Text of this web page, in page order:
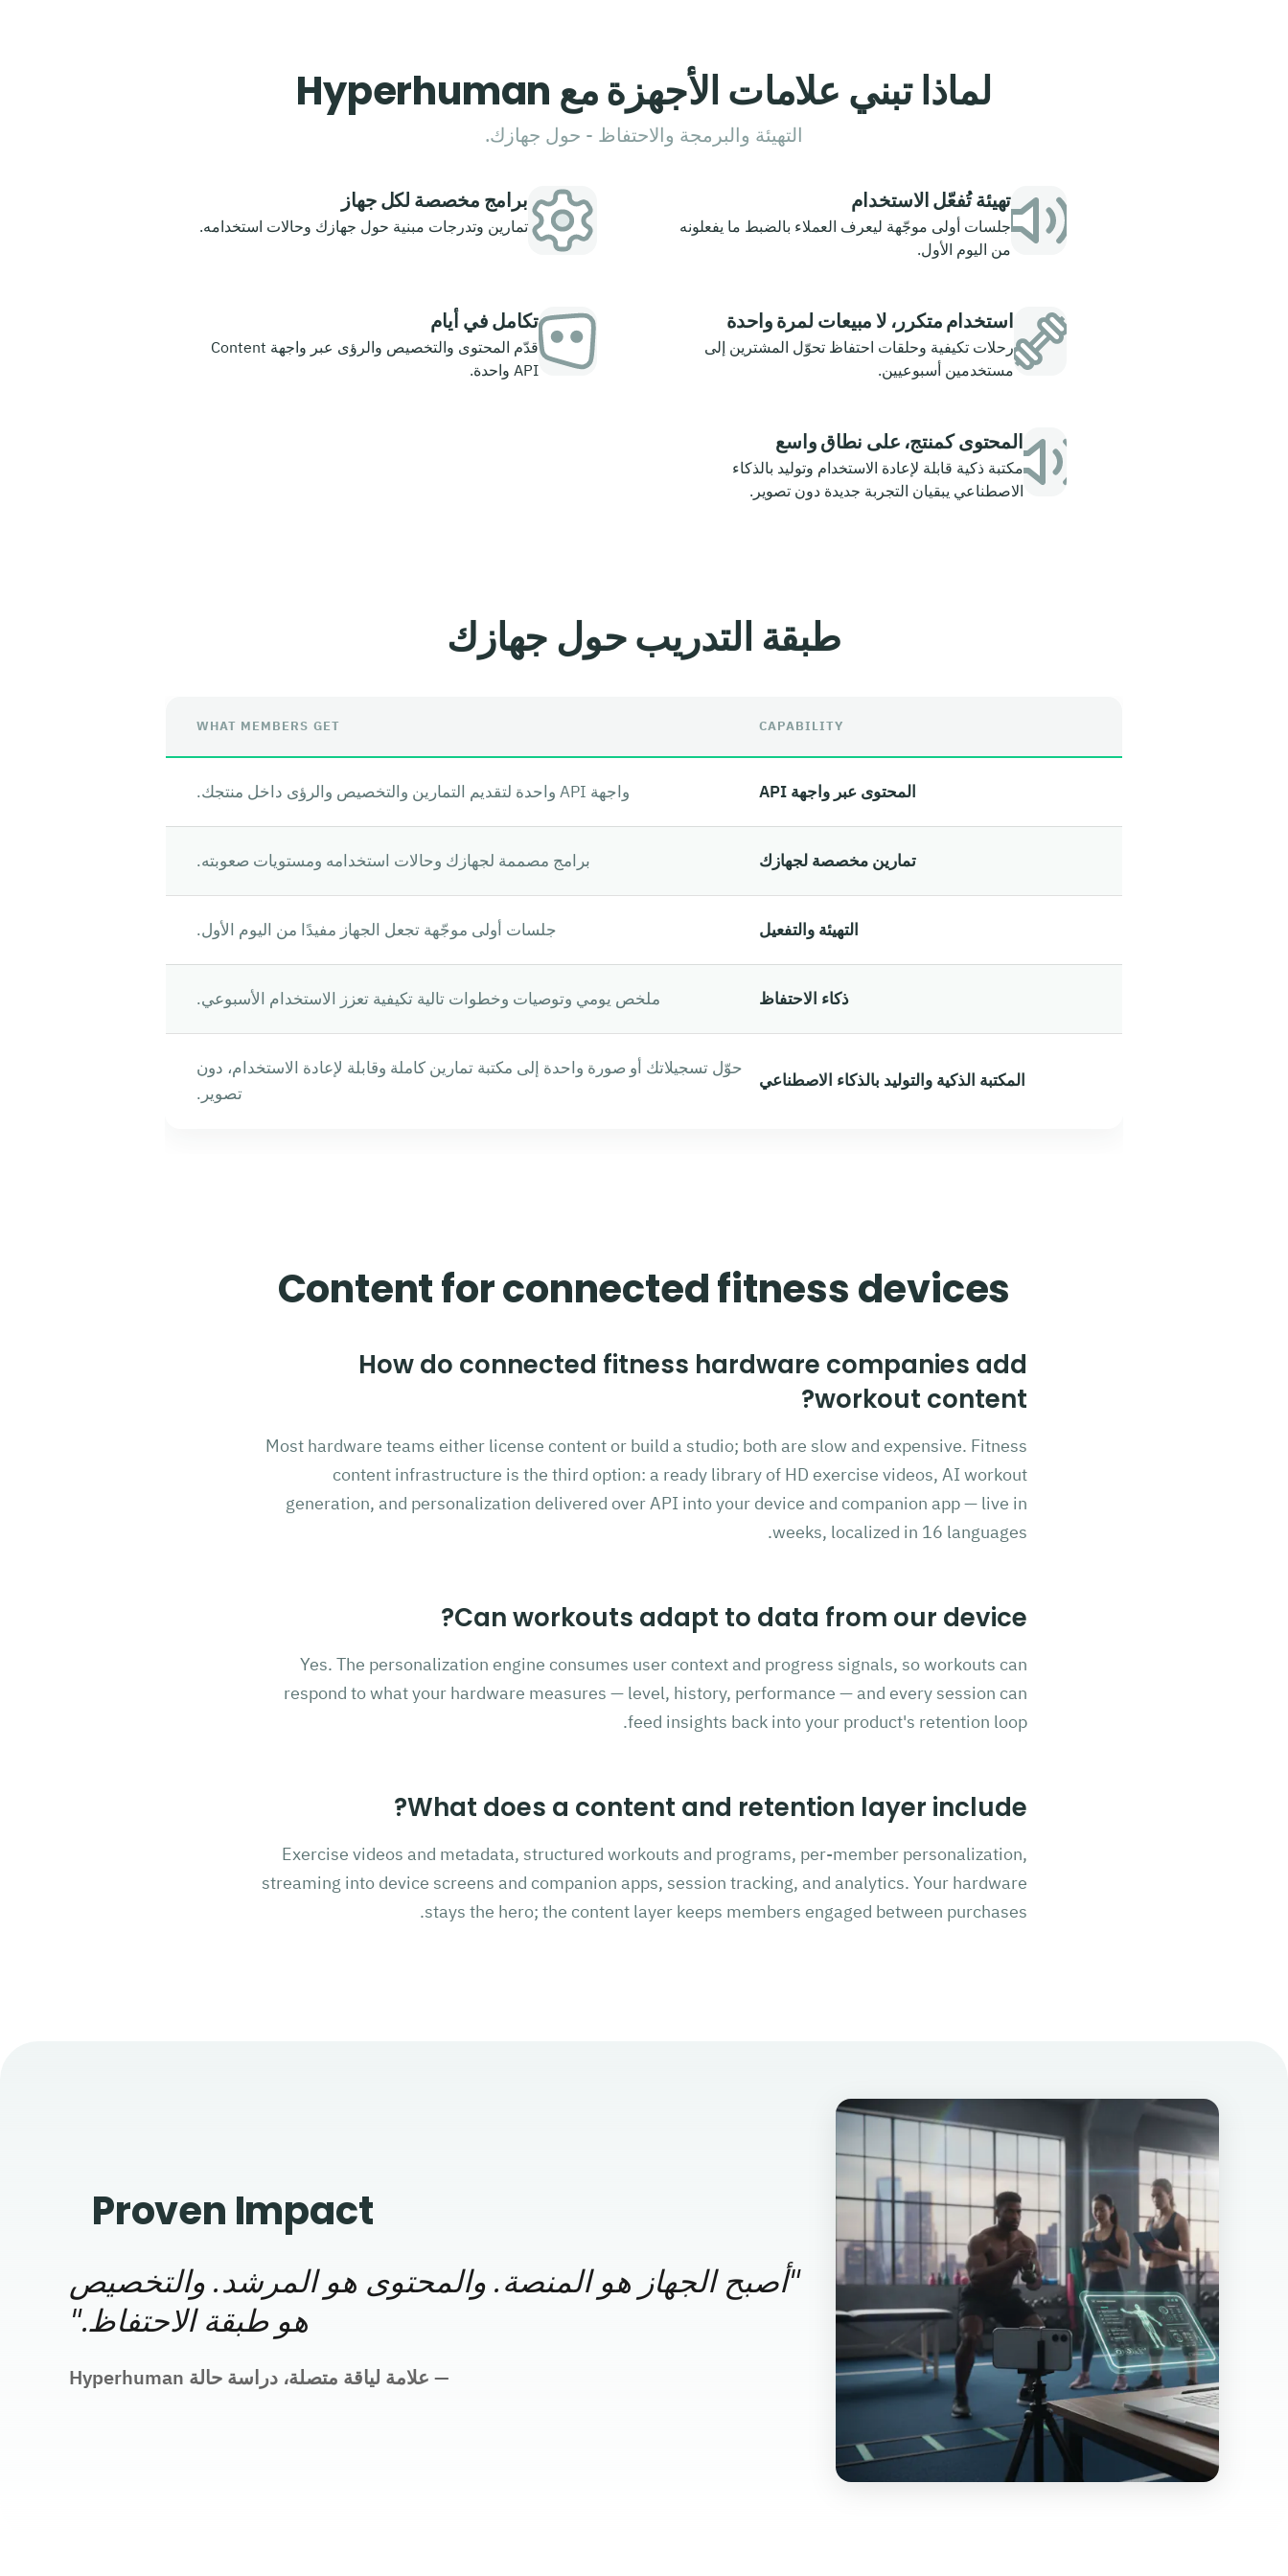
لماذا تبني علامات الأجهزة مع Hyperhuman
التهيئة والبرمجة والاحتفاظ - حول جهازك.
تهيئة تُفعّل الاستخدام
جلسات أولى موجّهة ليعرف العملاء بالضبط ما يفعلونه
من اليوم الأول.
برامج مخصصة لكل جهاز
تمارين وتدرجات مبنية حول جهازك وحالات استخدامه.
استخدام متكرر، لا مبيعات لمرة واحدة
رحلات تكيفية وحلقات احتفاظ تحوّل المشترين إلى
مستخدمين أسبوعيين.
تكامل في أيام
قدّم المحتوى والتخصيص والرؤى عبر واجهة Content
API واحدة.
المحتوى كمنتج، على نطاق واسع
مكتبة ذكية قابلة لإعادة الاستخدام وتوليد بالذكاء
الاصطناعي يبقيان التجربة جديدة دون تصوير.
طبقة التدريب حول جهازك
CAPABILITY
WHAT MEMBERS GET
المحتوى عبر واجهة API واجهة API واحدة لتقديم التمارين والتخصيص والرؤى داخل منتجك.
تمارين مخصصة لجهازك برامج مصممة لجهازك وحالات استخدامه ومستويات صعوبته.
التهيئة والتفعيل جلسات أولى موجّهة تجعل الجهاز مفيدًا من اليوم الأول.
ذكاء الاحتفاظ ملخص يومي وتوصيات وخطوات تالية تكيفية تعزز الاستخدام الأسبوعي.
المكتبة الذكية والتوليد بالذكاء الاصطناعي
حوّل تسجيلاتك أو صورة واحدة إلى مكتبة تمارين كاملة وقابلة لإعادة الاستخدام، دون
تصوير.
Content for connected fitness devices
How do connected fitness hardware companies add
workout content?
Most hardware teams either license content or build a studio; both are slow and expensive. Fitness
content infrastructure is the third option: a ready library of HD exercise videos, AI workout
generation, and personalization delivered over API into your device and companion app — live in
weeks, localized in 16 languages.
Can workouts adapt to data from our device?
Yes. The personalization engine consumes user context and progress signals, so workouts can
respond to what your hardware measures — level, history, performance — and every session can
feed insights back into your product's retention loop.
What does a content and retention layer include?
Exercise videos and metadata, structured workouts and programs, per-member personalization,
streaming into device screens and companion apps, session tracking, and analytics. Your hardware
stays the hero; the content layer keeps members engaged between purchases.
Proven Impact
"أصبح الجهاز هو المنصة. والمحتوى هو المرشد. والتخصيص
هو طبقة الاحتفاظ."
— علامة لياقة متصلة، دراسة حالة Hyperhuman